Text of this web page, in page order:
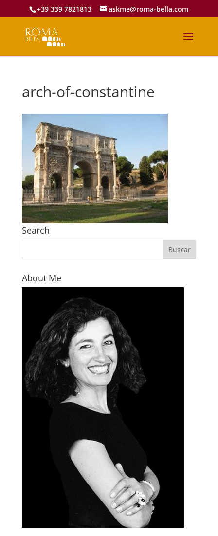
+39 339 7821813 askme@roma-bella.com
arch-of-constantine
Search
About Me